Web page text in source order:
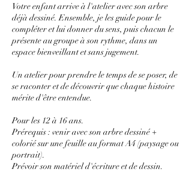
Votre enfant arrive à l'atelier avec son arbre
déjà dessiné. Ensemble, je les guide pour le
compléter et lui donner du sens, puis chacun le
présente au groupe à son rythme, dans un
espace bienveillant et sans jugement.
Un atelier pour prendre le temps de se poser, de
se raconter et de découvrir que chaque histoire
mérite d'être entendue.
Pour les 12 à 16 ans.
Prérequis : venir avec son arbre dessiné +
colorié sur une feuille au format A4 (paysage ou
portrait).
Prévoir son matériel d'écriture et de dessin.